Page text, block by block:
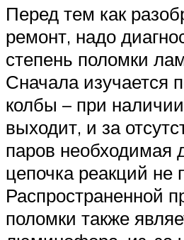
Перед тем как
ремонт, надо
степень поломки
Сначала изучается
колбы – при
выходит, и за
паров необходимая
цепочка реакций не
Распространенной
поломки также